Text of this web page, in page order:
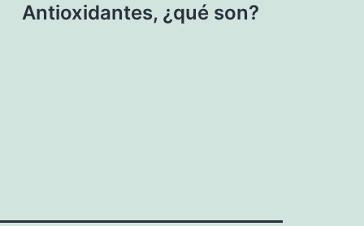
Antioxidantes, ¿qué son?